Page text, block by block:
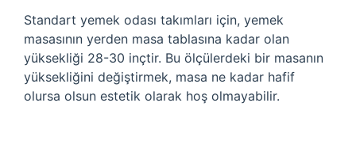
Standart yemek odası takımları için, yemek
masasının yerden masa tablasına kadar olan
yüksekliği 28-30 inçtir. Bu ölçülerdeki bir masanın
yüksekliğini değiştirmek, masa ne kadar hafif
olursa olsun estetik olarak hoş olmayabilir.